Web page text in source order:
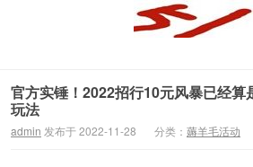
官方实锤！2022招行10元风暴已经算
玩法
admin 发布于 2022-11-28 分类： 薅羊毛活动